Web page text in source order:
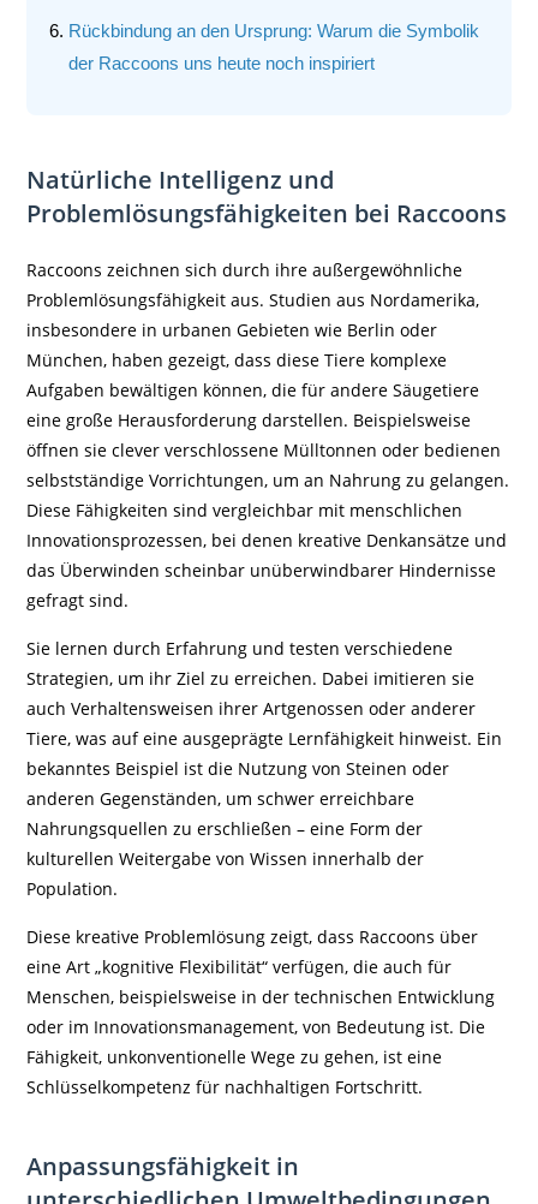
Rückbindung an den Ursprung: Warum die Symbolik
der Raccoons uns heute noch inspiriert
Natürliche Intelligenz und
Problemlösungsfähigkeiten bei Raccoons
Raccoons zeichnen sich durch ihre außergewöhnliche
Problemlösungsfähigkeit aus. Studien aus Nordamerika,
insbesondere in urbanen Gebieten wie Berlin oder
München, haben gezeigt, dass diese Tiere komplexe
Aufgaben bewältigen können, die für andere Säugetiere
eine große Herausforderung darstellen. Beispielsweise
öffnen sie clever verschlossene Mülltonnen oder bedienen
selbstständige Vorrichtungen, um an Nahrung zu gelangen.
Diese Fähigkeiten sind vergleichbar mit menschlichen
Innovationsprozessen, bei denen kreative Denkansätze und
das Überwinden scheinbar unüberwindbarer Hindernisse
gefragt sind.
Sie lernen durch Erfahrung und testen verschiedene
Strategien, um ihr Ziel zu erreichen. Dabei imitieren sie
auch Verhaltensweisen ihrer Artgenossen oder anderer
Tiere, was auf eine ausgeprägte Lernfähigkeit hinweist. Ein
bekanntes Beispiel ist die Nutzung von Steinen oder
anderen Gegenständen, um schwer erreichbare
Nahrungsquellen zu erschließen – eine Form der
kulturellen Weitergabe von Wissen innerhalb der
Population.
Diese kreative Problemlösung zeigt, dass Raccoons über
eine Art „kognitive Flexibilität“ verfügen, die auch für
Menschen, beispielsweise in der technischen Entwicklung
oder im Innovationsmanagement, von Bedeutung ist. Die
Fähigkeit, unkonventionelle Wege zu gehen, ist eine
Schlüsselkompetenz für nachhaltigen Fortschritt.
Anpassungsfähigkeit in